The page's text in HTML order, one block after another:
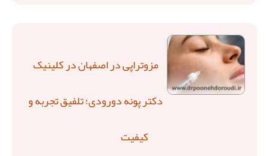
مزوتراپی در اصفهان در کلینیک
دکتر پونه دورودی؛ تلفیق تجربه و
کیفیت